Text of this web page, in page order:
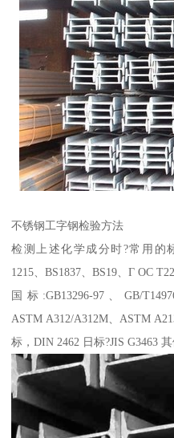
不锈钢工字钢检验方法
检测上述化学成分时?常用的
1215、BS1837、BS19、Г ОС
国标:GB13296-97、GB/
ASTM A312/A312M、ASTM
标，DIN 2462 日标?JIS G3463